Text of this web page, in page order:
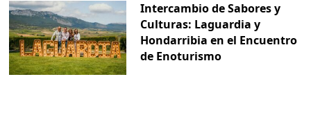
Intercambio de Sabores y
Culturas: Laguardia y
Hondarribia en el Encuentro
de Enoturismo